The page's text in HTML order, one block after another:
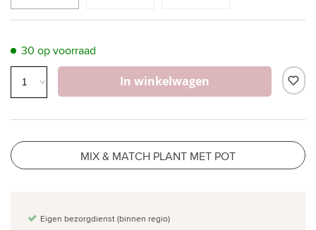
30 op voorraad
In winkelwagen
MIX & MATCH PLANT MET POT
Eigen bezorgdienst (binnen regio)